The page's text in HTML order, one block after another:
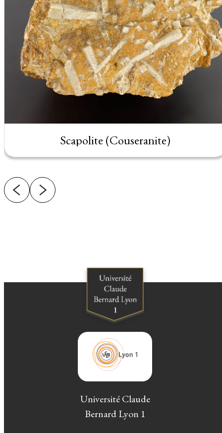
Scapolite (Couseranite)
Université Claude
Bernard Lyon 1